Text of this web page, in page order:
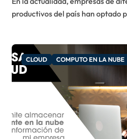
empresarial.￼
productivos del país han optado
CLOUD COMPUTO EN LA NUBE